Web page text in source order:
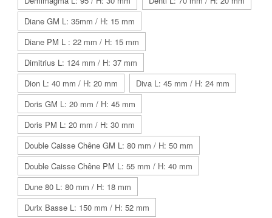
Diane GM L: 35mm / H: 15 mm
Diane PM L : 22 mm / H: 15 mm
Dimitrius L: 124 mm / H: 37 mm
Dion L: 40 mm / H: 20 mm
Diva L: 45 mm / H: 24 mm
Doris GM L: 20 mm / H: 45 mm
Doris PM L: 20 mm / H: 30 mm
Double Caisse Chêne GM L: 80 mm / H: 50 mm
Double Caisse Chêne PM L: 55 mm / H: 40 mm
Dune 80 L: 80 mm / H: 18 mm
Durix Basse L: 150 mm / H: 52 mm